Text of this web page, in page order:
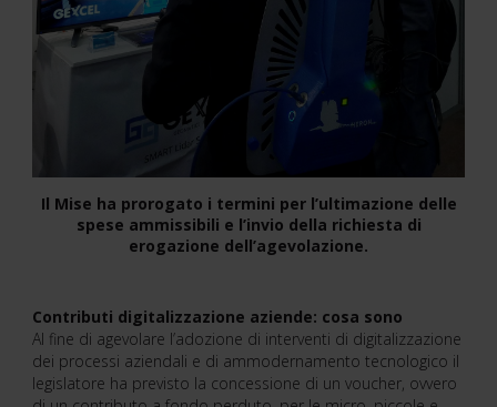
Il Mise ha prorogato i termini per l’ultimazione delle
spese ammissibili e l’invio della richiesta di
erogazione dell’agevolazione.
Contributi digitalizzazione aziende: cosa sono
Al fine di agevolare l’adozione di interventi di digitalizzazione
dei processi aziendali e di ammodernamento tecnologico il
legislatore ha previsto la concessione di un voucher, ovvero